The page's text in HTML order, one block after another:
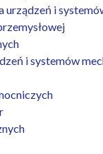
urządzeń i
i systemów